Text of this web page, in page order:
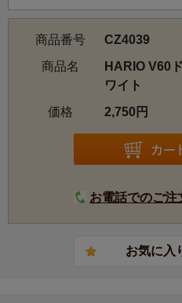
商品番号
CZ4039
商品名
HARIO V60
ワイト
価格
2,750円
お電話でのご注